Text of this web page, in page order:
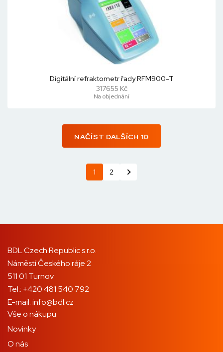
Digitální refraktometr řady RFM900-T
317655 Kč
Na objednání
NAČÍST DALŠÍCH 10
1 2
BDL Czech Republic s.r.o.
Náměstí Českého ráje 2
511 01 Turnov
Tel.: +420 481 540 792
E-mail:info@bdl.cz
Vše o nákupu
Novinky
O nás